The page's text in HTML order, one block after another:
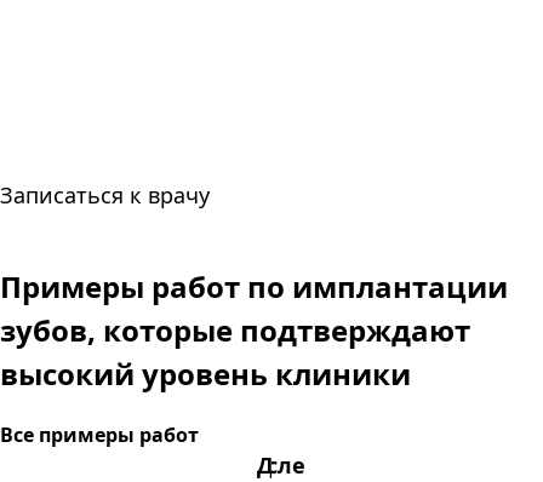
Записаться к врачу
Примеры работ по имплантации
зубов, которые подтверждают
высокий уровень клиники
Все примеры работ
До
После